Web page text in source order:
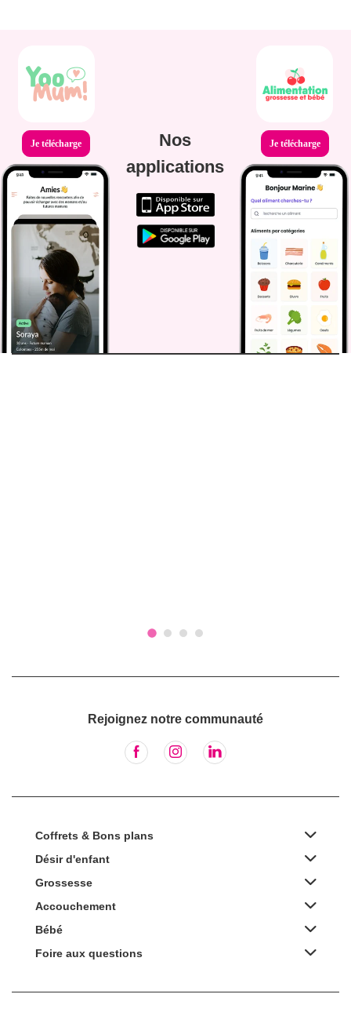
Je télécharge
Nos
applications
Je télécharge
Rejoignez notre communauté
Coffrets & Bons plans
Désir d'enfant
Grossesse
Accouchement
Bébé
Foire aux questions